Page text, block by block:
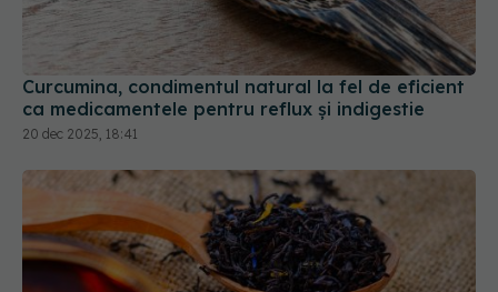
Curcumina, condimentul natural la fel de eficient
ca medicamentele pentru reflux și indigestie
20 dec 2025, 18:41